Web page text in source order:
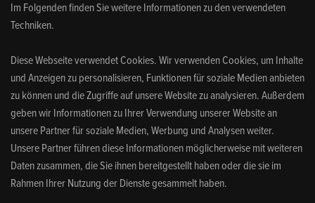
Im Folgenden finden Sie weitere Informationen zu den verwendeten
Techniken.
Diese Webseite verwendet Cookies. Wir verwenden Cookies, um Inhalte
und Anzeigen zu personalisieren, Funktionen für soziale Medien anbieten
zu können und die Zugriffe auf unsere Website zu analysieren. Außerdem
geben wir Informationen zu Ihrer Verwendung unserer Website an
unsere Partner für soziale Medien, Werbung und Analysen weiter.
Unsere Partner führen diese Informationen möglicherweise mit weiteren
Daten zusammen, die Sie ihnen bereitgestellt haben oder die sie im
Rahmen Ihrer Nutzung der Dienste gesammelt haben.